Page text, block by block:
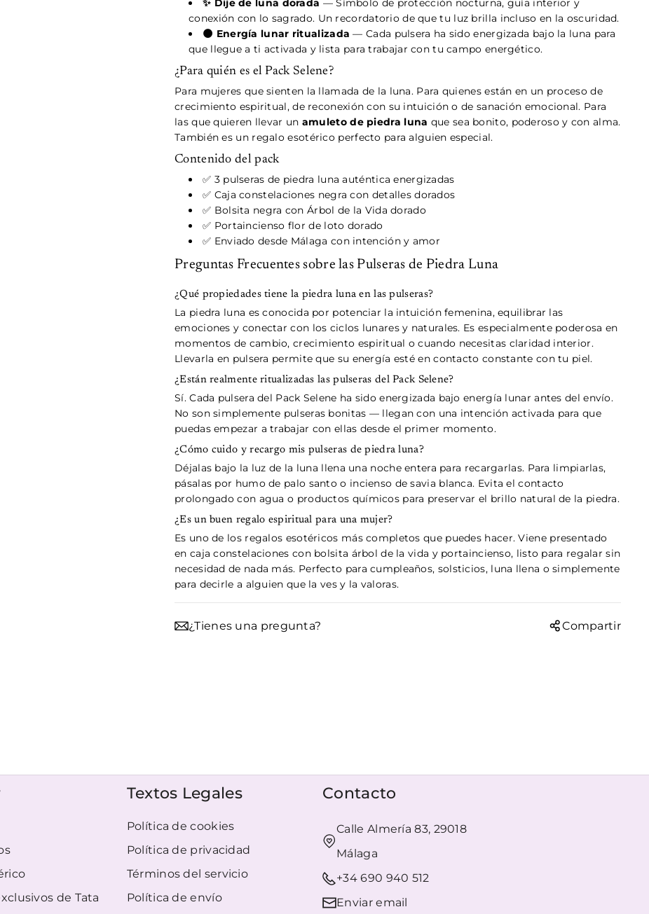
✨ Dije de luna dorada — Símbolo de protección nocturna, guía interior y
conexión con lo sagrado. Un recordatorio de que tu luz brilla incluso en la oscuridad.
🌑 Energía lunar ritualizada — Cada pulsera ha sido energizada bajo la luna para
que llegue a ti activada y lista para trabajar con tu campo energético.
¿Para quién es el Pack Selene?
Para mujeres que sienten la llamada de la luna. Para quienes están en un proceso de
crecimiento espiritual, de reconexión con su intuición o de sanación emocional. Para
las que quieren llevar un amuleto de piedra luna que sea bonito, poderoso y con alma.
También es un regalo esotérico perfecto para alguien especial.
Contenido del pack
✅ 3 pulseras de piedra luna auténtica energizadas
✅ Caja constelaciones negra con detalles dorados
✅ Bolsita negra con Árbol de la Vida dorado
✅ Portaincienso flor de loto dorado
✅ Enviado desde Málaga con intención y amor
Preguntas Frecuentes sobre las Pulseras de Piedra Luna
¿Qué propiedades tiene la piedra luna en las pulseras?
La piedra luna es conocida por potenciar la intuición femenina, equilibrar las
emociones y conectar con los ciclos lunares y naturales. Es especialmente poderosa en
momentos de cambio, crecimiento espiritual o cuando necesitas claridad interior.
Llevarla en pulsera permite que su energía esté en contacto constante con tu piel.
¿Están realmente ritualizadas las pulseras del Pack Selene?
Sí. Cada pulsera del Pack Selene ha sido energizada bajo energía lunar antes del envío.
No son simplemente pulseras bonitas — llegan con una intención activada para que
puedas empezar a trabajar con ellas desde el primer momento.
¿Cómo cuido y recargo mis pulseras de piedra luna?
Déjalas bajo la luz de la luna llena una noche entera para recargarlas. Para limpiarlas,
pásalas por humo de palo santo o incienso de savia blanca. Evita el contacto
prolongado con agua o productos químicos para preservar el brillo natural de la piedra.
¿Es un buen regalo espiritual para una mujer?
Es uno de los regalos esotéricos más completos que puedes hacer. Viene presentado
en caja constelaciones con bolsita árbol de la vida y portaincienso, listo para regalar sin
necesidad de nada más. Perfecto para cumpleaños, solsticios, luna llena o simplemente
para decirle a alguien que la ves y la valoras.
¿Tienes una pregunta? Compartir
de Tata
Textos Legales
Política de cookies
Política de privacidad
Términos del servicio
Política de envío
Contacto
Calle Almería 83, 29018
Málaga
+34 690 940 512
Enviar email